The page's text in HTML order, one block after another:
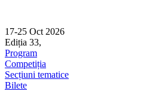
content
17-25 Oct 2026
Ediția 33,
Program
Competiția
Secțiuni tematice
Bilete